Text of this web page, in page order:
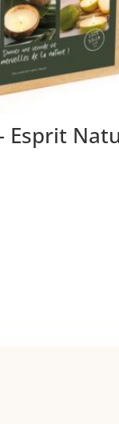
Esprit